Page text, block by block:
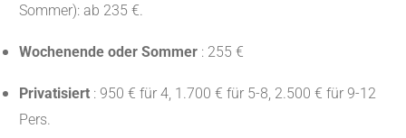
Sommer): ab 235 €.
Wochenende oder Sommer : 255 €
Privatisiert : 950 € für 4, 1.700 € für 5-8, 2.500 € für 9-12
Pers.